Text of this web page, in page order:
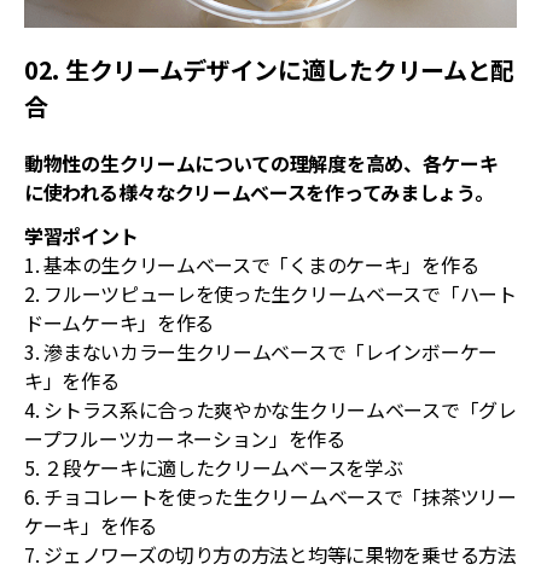
02. 生クリームデザインに適したクリームと配
合
動物性の生クリームについての理解度を高め、各ケーキ
に使われる様々なクリームベースを作ってみましょう。
学習ポイント
1. 基本の生クリームベースで「くまのケーキ」を作る
2. フルーツピューレを使った生クリームベースで「ハート
ドームケーキ」を作る
3. 滲まないカラー生クリームベースで「レインボーケー
キ」を作る
4. シトラス系に合った爽やかな生クリームベースで「グレ
ープフルーツカーネーション」を作る
5. ２段ケーキに適したクリームベースを学ぶ
6. チョコレートを使った生クリームベースで「抹茶ツリー
ケーキ」を作る
7. ジェノワーズの切り方の方法と均等に果物を乗せる方法